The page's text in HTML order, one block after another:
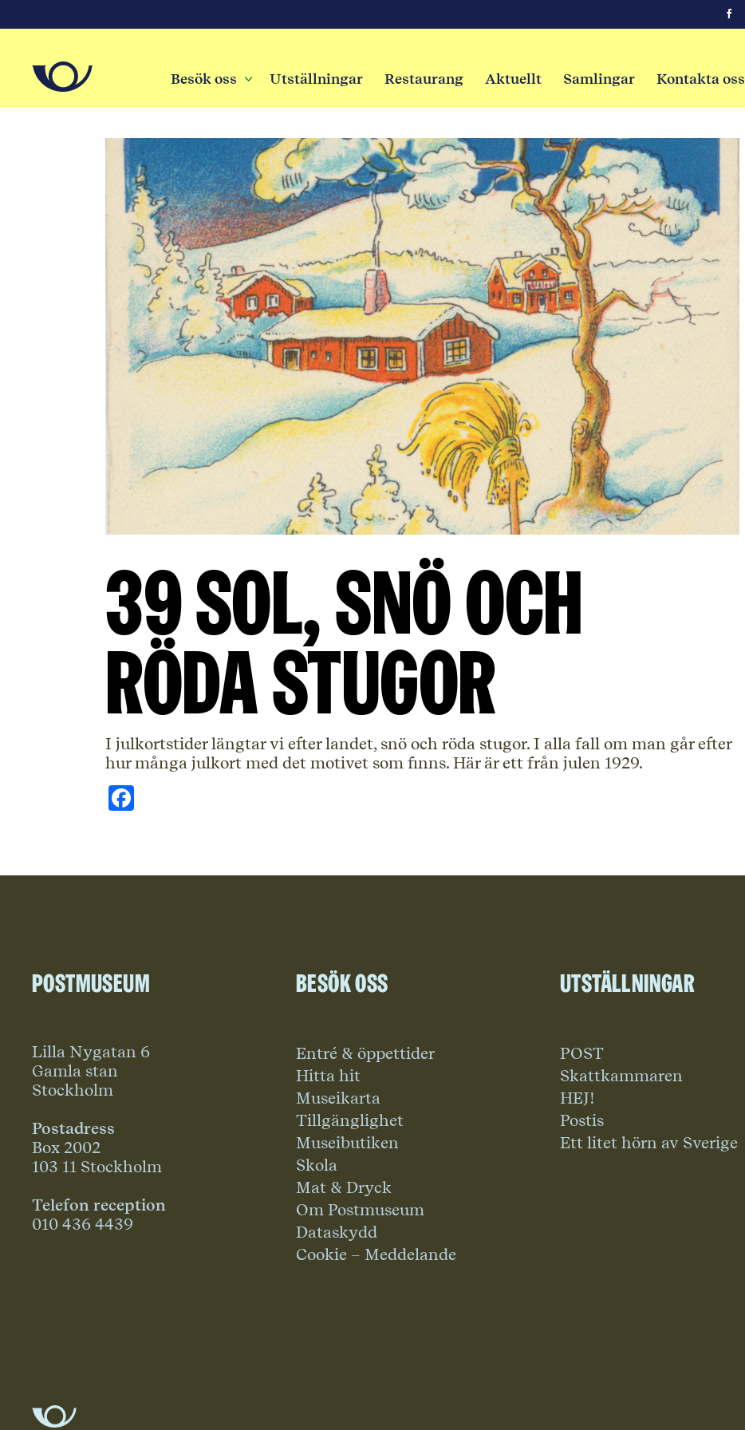
Besök oss 3 Utställningar Restaurang Aktuellt Samlingar Kontakta oss
39 Sol, snö och
röda stugor
I julkortstider längtar vi efter landet, snö och röda stugor. I alla fall om man går efter
hur många julkort med det motivet som finns. Här är ett från julen 1929.
Postmuseum
Lilla Nygatan 6
Gamla stan
Stockholm
Postadress
Box 2002
103 11 Stockholm
Telefon reception
010 436 4439
Besök oss
Entré & öppettider
Hitta hit
Museikarta
Tillgänglighet
Museibutiken
Skola
Mat & Dryck
Om Postmuseum
Dataskydd
Cookie – Meddelande
Utställningar
POST
Skattkammaren
HEJ!
Postis
Ett litet hörn av Sverige